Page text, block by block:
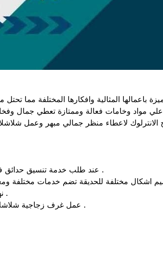
باعمالها المثالية وافكارها المختلفة مما
علي مواد وخامات فعالة وممتازة تعطي جمال
الانترلوك لاعطاء منظر جمالي مبهر وعمل
- عند طلب خدمة تنسيق حدائق في الشارقة ترسل الشركة مصمم لمعاينة الحديقة وتحديد الاغراض المطلوبة والسعر .
- نهتم بالطبيعة ونضع اشجار ونباتات في جزء من الحديقة لتنقية الهواء والراحة والهدوء .
- عمل غرف زجاجية شلاشلات نوافير مسابح يدكورات خشبية ارضيات انترلوك وبلاط ونيجيله طبيعية او صناعية .